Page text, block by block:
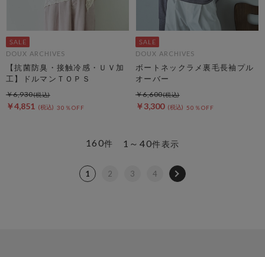
DOUX ARCHIVES
【抗菌防臭・接触冷感・ＵＶ加
工】ドルマンＴＯＰＳ
￥4,851 30％OFF
￥6,930
DOUX ARCHIVES
ボートネックラメ裏毛長袖プル
オーバー
￥3,300 50％OFF
￥6,600
1～40件表示
160件
1 2 3 4